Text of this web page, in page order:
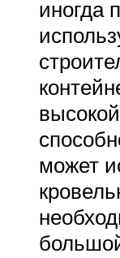
иногда
может